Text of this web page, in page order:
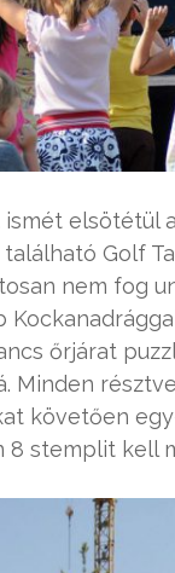
ismét elsötétül
Golf
nem fog
őrjárat
Minden
követően
8 stemplit kell